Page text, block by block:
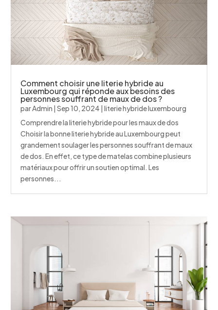
Comment choisir une literie hybride au
Luxembourg qui réponde aux besoins des
personnes souffrant de maux de dos ?
parAdmin |Sep 10, 2024 |literie hybride luxembourg
Comprendre la literie hybride pour les maux de dos
Choisir la bonne literie hybride au Luxembourg peut
grandement soulager les personnes souffrant de maux
de dos. En effet, ce type de matelas combine plusieurs
matériaux pour offrir un soutien optimal. Les
personnes...